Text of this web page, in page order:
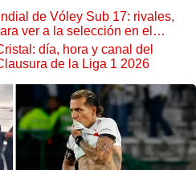
de Vóley Sub 17: rivales,
ver a la selección en el
día, hora y canal del
de la Liga 1 2026